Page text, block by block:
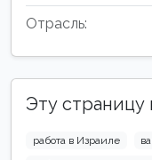
Отрасль:
Эту страницу
работа в Израиле